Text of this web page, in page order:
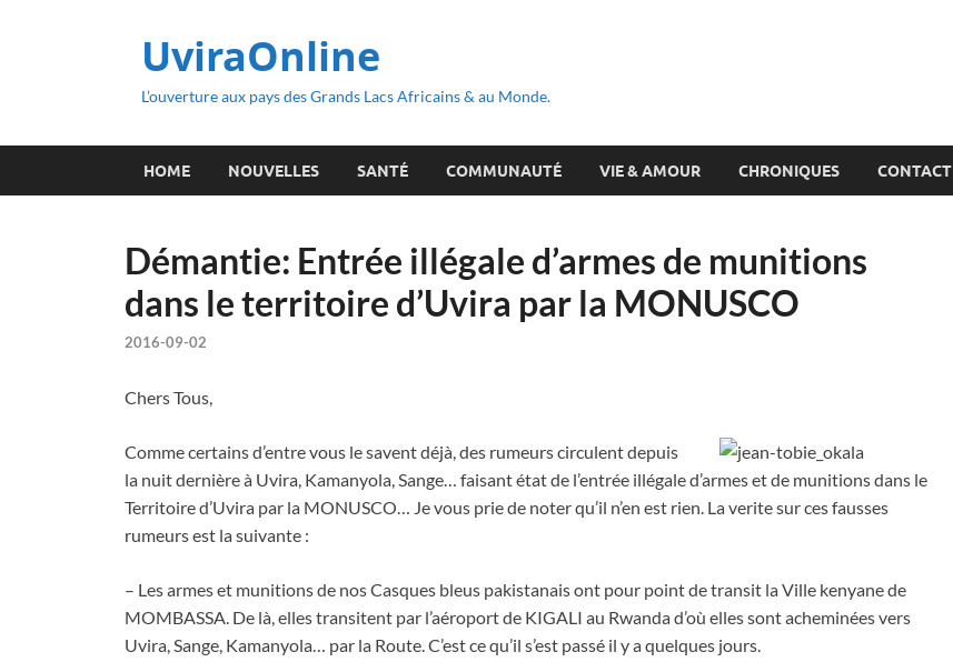
UviraOnline
L’ouverture aux pays des Grands Lacs Africains & au Monde.
HOME NOUVELLES SANTÉ COMMUNAUTÉ VIE & AMOUR CHRONIQUES CONTACT
Démantie: Entrée illégale d’armes de munitions
dans le territoire d’Uvira par la MONUSCO
2016-09-02
Chers Tous,
Comme certains d’entre vous le savent déjà, des rumeurs circulent depuis
la nuit dernière à Uvira, Kamanyola, Sange… faisant état de l’entrée illégale d’armes et de munitions dans le
Territoire d’Uvira par la MONUSCO… Je vous prie de noter qu’il n’en est rien. La verite sur ces fausses
rumeurs est la suivante :
– Les armes et munitions de nos Casques bleus pakistanais ont pour point de transit la Ville kenyane de
MOMBASSA. De là, elles transitent par l’aéroport de KIGALI au Rwanda d’où elles sont acheminées vers
Uvira, Sange, Kamanyola… par la Route. C’est ce qu’il s’est passé il y a quelques jours.